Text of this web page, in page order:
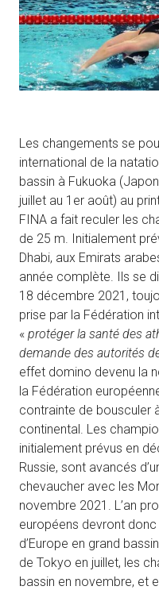
Les changements se
international de la
bassin à Fukuoka
juillet au 1er août) au
FINA a fait reculer les
de 25 m. Initialement
Dhabi, aux Emirats
année complète. Ils se
18 décembre 2021,
prise par la Fédération
« protéger la santé des
demande des autorités
effet domino devenu la
la Fédération
contrainte de bousculer
continental. Les
initialement prévus en
Russie, sont avancés
chevaucher avec les
novembre 2021. L’an
européens devront
d’Europe en grand
de Tokyo en juillet, les
bassin en novembre, et